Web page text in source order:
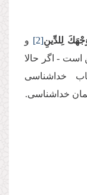
لِلدِّينِ[2] و
است - اگر حالا
خداشناسی
خداشناسی.